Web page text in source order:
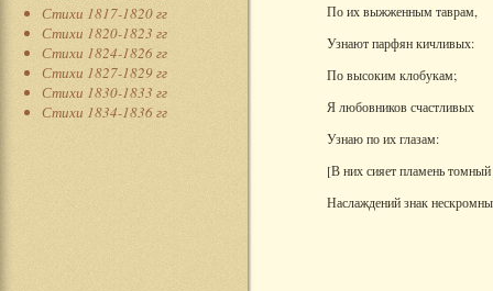
Стихи 1817-1820 гг
Стихи 1820-1823 гг
Стихи 1824-1826 гг
Стихи 1827-1829 гг
Стихи 1830-1833 гг
Стихи 1834-1836 гг
По их выжженным таврам,
Узнают парфян кичливых:
По высоким клобукам;
Я любовников счастливых
Узнаю по их глазам:
[В них сияет пламень
Наслаждений знак